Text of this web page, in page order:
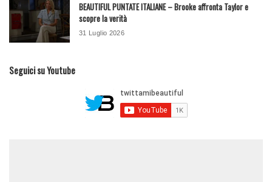
BEAUTIFUL PUNTATE ITALIANE – Brooke affronta Taylor e
scopre la verità
31 Luglio 2026
Seguici su Youtube